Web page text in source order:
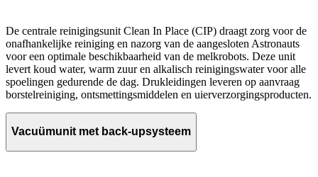
De centrale reinigingsunit Clean In Place (CIP) draagt zorg voor de
onafhankelijke reiniging en nazorg van de aangesloten Astronauts
voor een optimale beschikbaarheid van de melkrobots. Deze unit
levert koud water, warm zuur en alkalisch reinigingswater voor alle
spoelingen gedurende de dag. Drukleidingen leveren op aanvraag
borstelreiniging, ontsmettingsmiddelen en uierverzorgingsproducten.
Vacuümunit met back-upsysteem